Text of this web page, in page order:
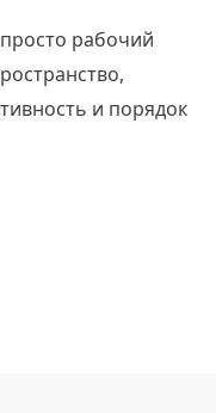
рабочий
и порядок